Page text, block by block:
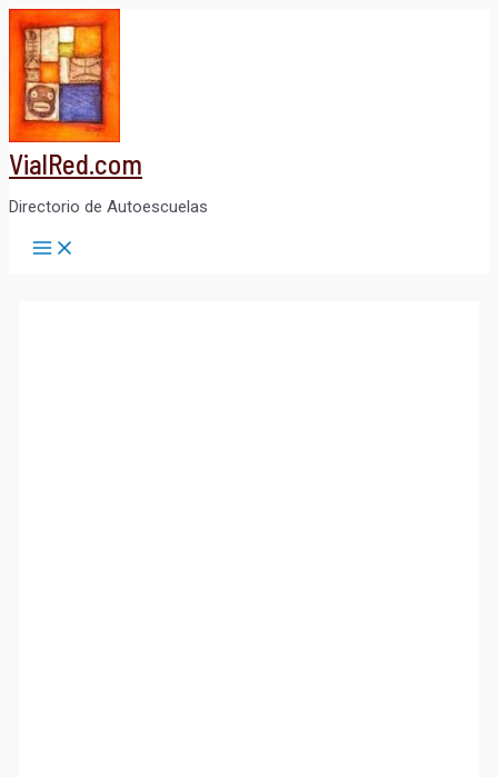
Ir
al
contenido
VialRed.com
Directorio de Autoescuelas
Main